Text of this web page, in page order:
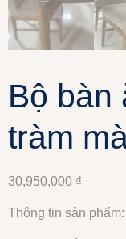
Bộ bàn
tràm
30,950,000 ₫
Thông tin sản phẩm: